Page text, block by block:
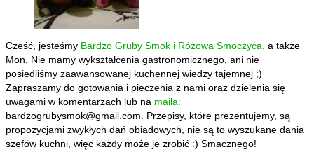
Cześć, jesteśmy Bardzo Gruby Smok i Różowa Smoczyca, a także
Mon. Nie mamy wykształcenia gastronomicznego, ani nie
posiedliśmy zaawansowanej kuchennej wiedzy tajemnej ;)
Zapraszamy do gotowania i pieczenia z nami oraz dzielenia się
uwagami w komentarzach lub na maila:
bardzogrubysmok@gmail.com . Przepisy, które prezentujemy, są
propozycjami zwykłych dań obiadowych, nie są to wyszukane dania
szefów kuchni, więc każdy może je zrobić :) Smacznego!